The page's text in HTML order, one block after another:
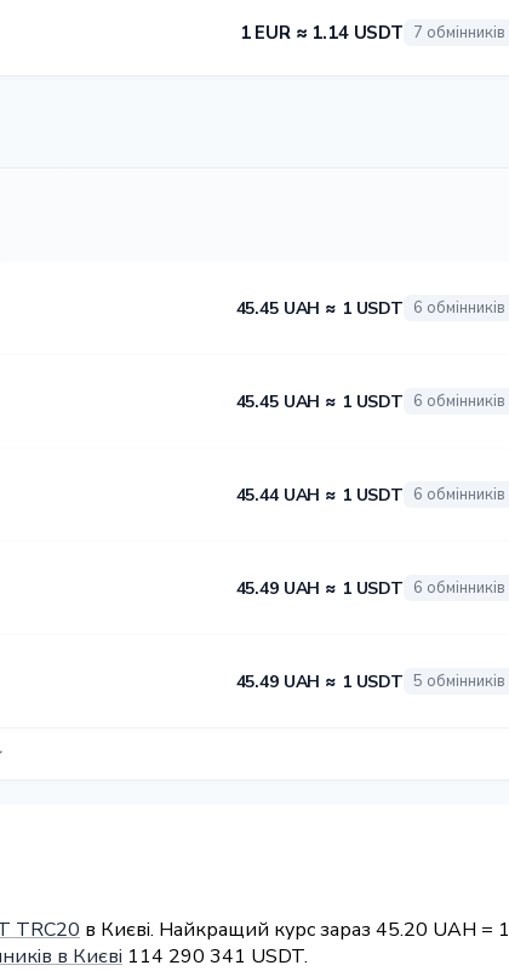
1 EUR ≈ 1.14 USDT 7 обмінників
45.45 UAH ≈ 1 USDT 6 обмінників
45.45 UAH ≈ 1 USDT 6 обмінників
45.44 UAH ≈ 1 USDT 6 обмінників
45.49 UAH ≈ 1 USDT 6 обмінників
45.49 UAH ≈ 1 USDT 5 обмінників
TRC20 в Києві. Найкращий курс зараз 45.20 UAH = 1
в Києві 114 290 341 USDT.